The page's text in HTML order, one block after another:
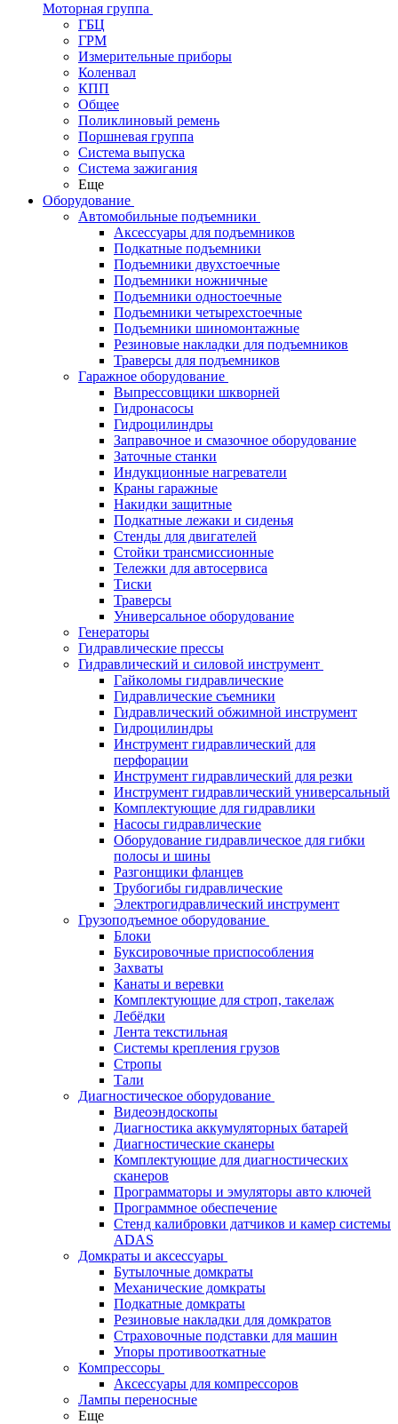
Моторная группа
ГБЦ
ГРМ
Измерительные приборы
Коленвал
КПП
Общее
Поликлиновый ремень
Поршневая группа
Система выпуска
Система зажигания
Еще
Оборудование
Автомобильные подъемники
Аксессуары для подъемников
Подкатные подъемники
Подъемники двухстоечные
Подъемники ножничные
Подъемники одностоечные
Подъемники четырехстоечные
Подъемники шиномонтажные
Резиновые накладки для подъемников
Траверсы для подъемников
Гаражное оборудование
Выпрессовщики шкворней
Гидронасосы
Гидроцилиндры
Заправочное и смазочное оборудование
Заточные станки
Индукционные нагреватели
Краны гаражные
Накидки защитные
Подкатные лежаки и сиденья
Стенды для двигателей
Стойки трансмиссионные
Тележки для автосервиса
Тиски
Траверсы
Универсальное оборудование
Генераторы
Гидравлические прессы
Гидравлический и силовой инструмент
Гайколомы гидравлические
Гидравлические съемники
Гидравлический обжимной инструмент
Гидроцилиндры
Инструмент гидравлический для
перфорации
Инструмент гидравлический для резки
Инструмент гидравлический универсальный
Комплектующие для гидравлики
Насосы гидравлические
Оборудование гидравлическое для гибки
полосы и шины
Разгонщики фланцев
Трубогибы гидравлические
Электрогидравлический инструмент
Грузоподъемное оборудование
Блоки
Буксировочные приспособления
Захваты
Канаты и веревки
Комплектующие для строп, такелаж
Лебёдки
Лента текстильная
Системы крепления грузов
Стропы
Тали
Диагностическое оборудование
Видеоэндоскопы
Диагностика аккумуляторных батарей
Диагностические сканеры
Комплектующие для диагностических
сканеров
Программаторы и эмуляторы авто ключей
Программное обеспечение
Стенд калибровки датчиков и камер системы
ADAS
Домкраты и аксессуары
Бутылочные домкраты
Механические домкраты
Подкатные домкраты
Резиновые накладки для домкратов
Страховочные подставки для машин
Упоры противооткатные
Компрессоры
Аксессуары для компрессоров
Лампы переносные
Еще